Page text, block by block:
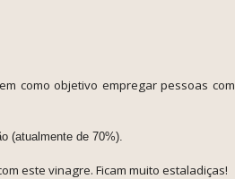
como objetivo empregar pessoas com
(atualmente de 70%).
este vinagre. Ficam muito estaladiças!